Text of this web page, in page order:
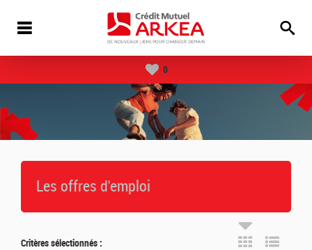
0
Les offres d'emploi
Critères sélectionnés :